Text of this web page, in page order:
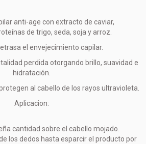
anti-age con extracto de caviar,
de trigo, seda, soja y arroz.
el envejecimiento capilar.
perdida otorgando brillo, suavidad e
hidratación.
al cabello de los rayos ultravioleta.
Aplicacion:
cantidad sobre el cabello mojado.
los dedos hasta esparcir el producto por